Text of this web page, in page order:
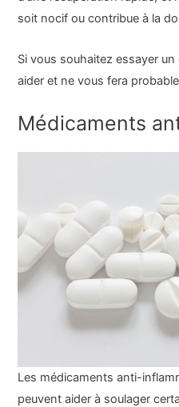
soit nocif ou contribue à la
Si vous souhaitez essayer
aider et ne vous fera
Médicaments
Les médicaments anti-
peuvent aider à soulager